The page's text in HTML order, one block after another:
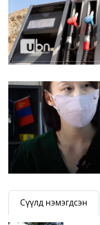
Сүүлд нэмэгдсэн